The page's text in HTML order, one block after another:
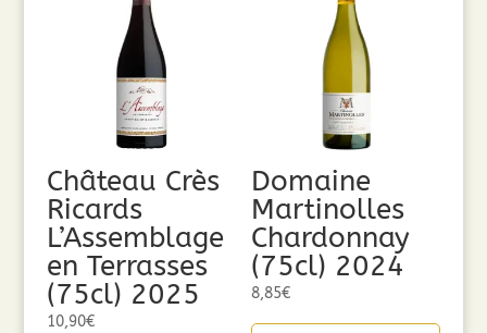
Château Crès
Ricards
L’Assemblage
en Terrasses
(75cl) 2025
10,90€
Domaine
Martinolles
Chardonnay
(75cl) 2024
8,85€